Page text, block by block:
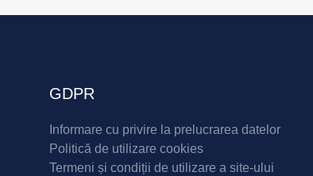
GDPR
Informare cu privire la prelucrarea datelor
Politică de utilizare cookies
Termeni și condiții de utilizare a site-ului